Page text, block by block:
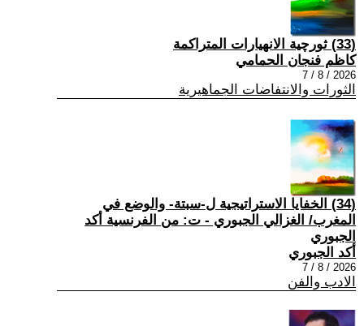
(33) ثورچية الانهيارات المتراكمة
كاظم فنجان الحمامي
2026 / 8 / 7
الثورات والانتفاضات الجماهيرية
(34) الخفايا الاستراتيجية ل-سبتة- والوضع في
المغرب/ الغزالي الجبوري - ت: من الفرنسية أكد
الجبوري
أكد الجبوري
2026 / 8 / 7
الادب والفن